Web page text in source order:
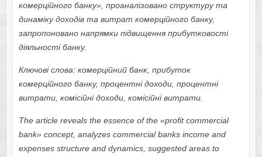
комерційного банку», проаналізовано структуру та
динаміку доходів та витрат комерційного банку,
запропоновано напрямки підвищення прибутковості
діяльності банку.
Ключові слова: комерційний банк, прибуток
комерційного банку, процентні доходи, процентні
витрати, комісійні доходи, комісійні витрати.
The article reveals the essence of the «profit commercial
bank» concept, analyzes commercial banks income and
expenses structure and dynamics, suggested areas to